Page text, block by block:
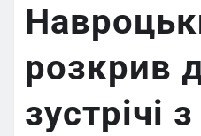
розкрив
зустрічі з